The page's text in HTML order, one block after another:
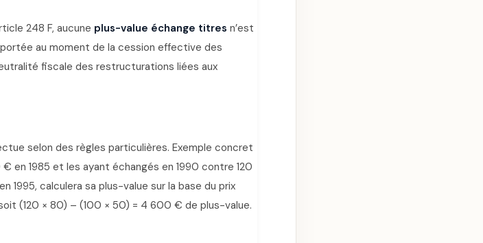
248 F, aucune plus-value échange titres n’est
au moment de la cession effective des
fiscale des restructurations liées aux
selon des règles particulières. Exemple concret
en 1985 et les ayant échangés en 1990 contre 120
1995, calculera sa plus-value sur la base du prix
(120 × 80) – (100 × 50) = 4 600 € de plus-value.